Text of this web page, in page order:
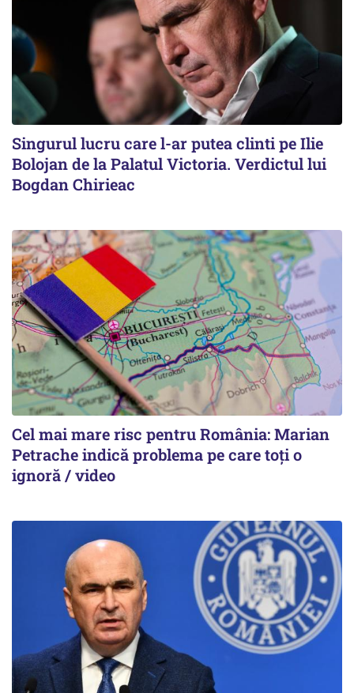
Singurul lucru care l-ar putea clinti pe Ilie
Bolojan de la Palatul Victoria. Verdictul lui
Bogdan Chirieac
Cel mai mare risc pentru România: Marian
Petrache indică problema pe care toți o
ignoră / video